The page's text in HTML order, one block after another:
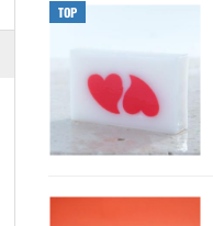
TOP